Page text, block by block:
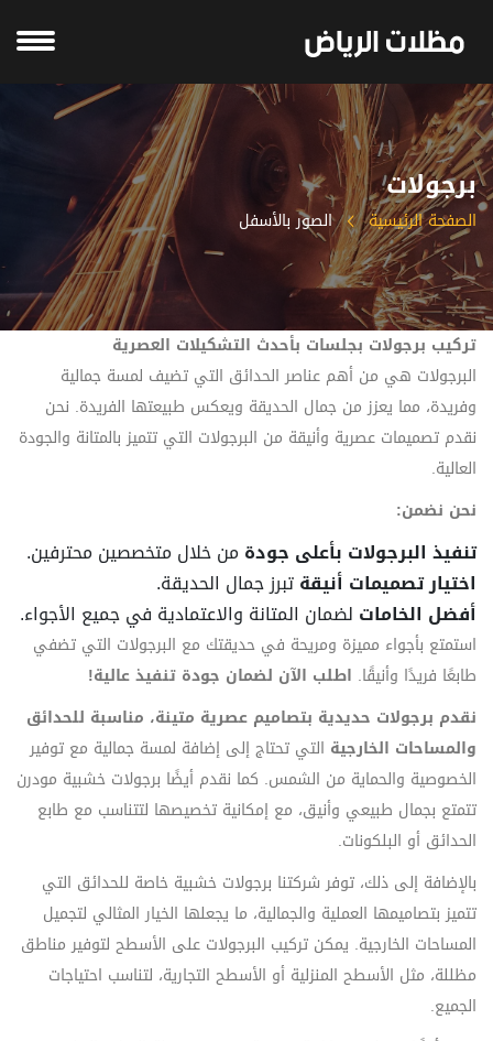
برجولات
الصفحة الرئيسية الصور بالأسفل
تركيب برجولات بجلسات بأحدث التشكيلات العصرية
البرجولات هي من أهم عناصر الحدائق التي تضيف لمسة جمالية
وفريدة، مما يعزز من جمال الحديقة ويعكس طبيعتها الفريدة. نحن
نقدم تصميمات عصرية وأنيقة من البرجولات التي تتميز بالمتانة والجودة
العالية.
نحن نضمن:
تنفيذ البرجولات بأعلى جودةمن خلال متخصصين محترفين.
اختيار تصميمات أنيقةتبرز جمال الحديقة.
أفضل الخامات لضمان المتانة والاعتمادية في جميع الأجواء.
استمتع بأجواء مميزة ومريحة في حديقتك مع البرجولات التي تضفي
طابعًا فريدًا وأنيقًا. اطلب الآن لضمان جودة تنفيذ عالية!
نقدم برجولات حديدية بتصاميم عصرية متينة، مناسبة للحدائق
والمساحات الخارجية التي تحتاج إلى إضافة لمسة جمالية مع توفير
الخصوصية والحماية من الشمس. كما نقدم أيضًا برجولات خشبية مودرن
تتمتع بجمال طبيعي وأنيق، مع إمكانية تخصيصها لتتناسب مع طابع
الحدائق أو البلكونات.
بالإضافة إلى ذلك، توفر شركتنا برجولات خشبية خاصة للحدائق التي
تتميز بتصاميمها العملية والجمالية، ما يجعلها الخيار المثالي لتجميل
المساحات الخارجية. يمكن تركيب البرجولات على الأسطح لتوفير مناطق
مظللة، مثل الأسطح المنزلية أو الأسطح التجارية، لتناسب احتياجات
الجميع.